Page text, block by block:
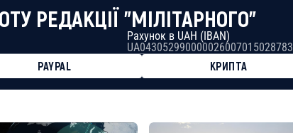
РЕДАКЦІЇ "МІЛІТАРНОГО"
Рахунок в UAH (IBAN)
UA043052990000026007015028783
PAYPAL
КРИПТА